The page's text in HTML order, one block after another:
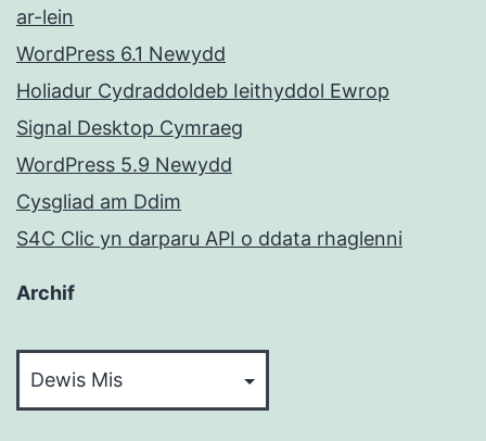
ar-lein
WordPress 6.1 Newydd
Holiadur Cydraddoldeb Ieithyddol Ewrop
Signal Desktop Cymraeg
WordPress 5.9 Newydd
Cysgliad am Ddim
S4C Clic yn darparu API o ddata rhaglenni
Archif